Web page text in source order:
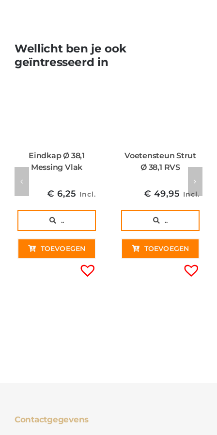
Wellicht ben je ook
geïntresseerd in
Eindkap Ø 38,1
Messing Vlak
€ 6,25 Incl.
..
TOEVOEGEN
Voetensteun Strut
Ø 38,1 RVS
€ 49,95 Incl.
..
TOEVOEGEN
Contactgegevens